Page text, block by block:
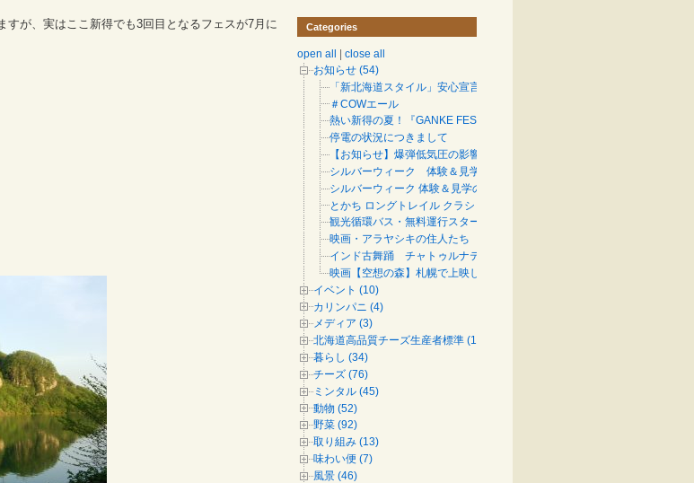
が、実はここ新得でも3回目となるフェスが7月に
Categories
open all
close all
お知らせ (54)
「新北海道スタイル」安心宣言
＃COWエール
熱い新得の夏！『GANKE FES』チケットあります！
停電の状況につきまして
【お知らせ】爆弾低気圧の影響による停電
シルバーウィーク 体験＆見学の日程変更のお知らせ
シルバーウィーク 体験＆見学のお知らせ
とかち ロングトレイル クラシック 2015 のお知らせ
観光循環バス・無料運行スタート！
映画・アラヤシキの住人たち
インド古舞踊 チャトゥルナティーツアー
映画【空想の森】札幌で上映します
イベント (10)
カリンパニ (4)
メディア (3)
北海道高品質チーズ生産者標準 (1)
暮らし (34)
チーズ (76)
ミンタル (45)
動物 (52)
野菜 (92)
取り組み (13)
味わい便 (7)
風景 (46)